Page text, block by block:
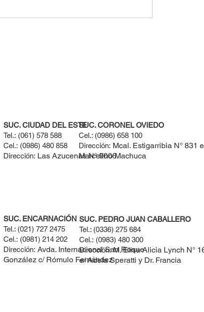
SUC. CIUDAD DEL ESTE
Tel.: (061) 578 588​
Cel.: (0986) 480 858
Dirección: Las Azucenas N° 9006
SUC. ENCARNACIÓN
Tel.: (021) 727 2475
Cel.: (0981) 214 202
Dirección: Avda. Internacional San Roque
González c/ Rómulo Fernández
SUC. PEDRO JUAN CABALLERO
Tel.: (0336) 275 684
Cel.: (0983) 480 300
Dirección:M. Elisa Alicia Lynch N°
e/ Adela Speratti y Dr. Francia
SUC. CORONEL OVIEDO
Cel.: (0986) 658 100
Dirección: Mcal. Estigarribia N° 831
Marcelino Machuca